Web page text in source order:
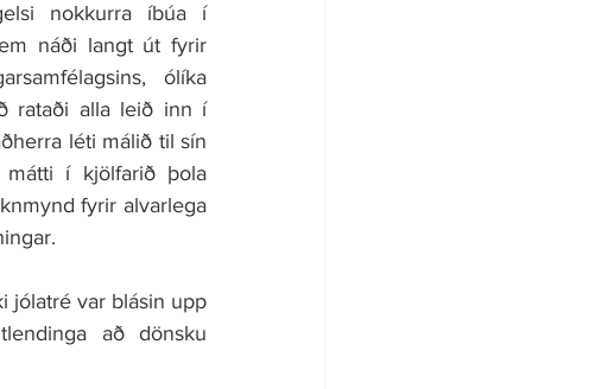
nokkurra íbúa í
náði langt út fyrir
ólíka
rataði alla leið inn í
léti málið til sín
í kjölfarið þola
fyrir alvarlega
jólatré var blásin upp
að dönsku